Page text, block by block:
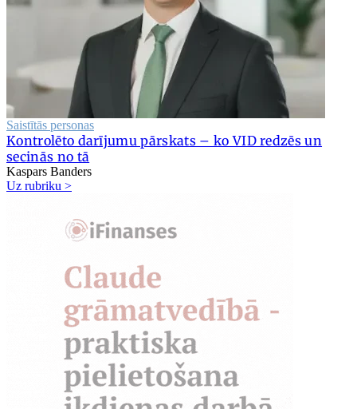
Saistītās personas
Kontrolēto darījumu pārskats – ko VID redzēs un
secinās no tā
Kaspars Banders
Uz rubriku >